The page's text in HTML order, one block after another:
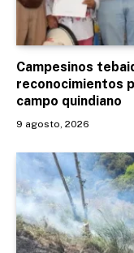
Campesinos
reconocimientos
campo quindiano
9 agosto, 2026